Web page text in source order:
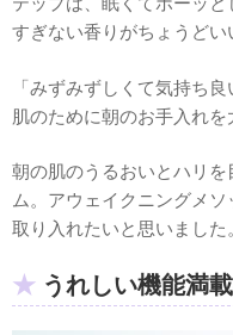
すぎない香りがちょうどい
「みずみずしくて気持ち
肌のために朝のお手入れを
朝の肌のうるおいとハリ
ム。アウェイクニングメ
取り入れたいと思いました
うれしい機能満